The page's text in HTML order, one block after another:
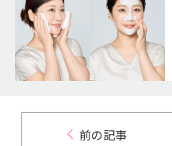
前の記事